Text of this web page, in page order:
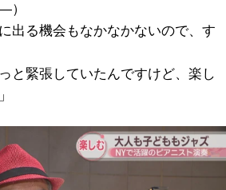
）
出る機会もなかなかないので、す
と緊張していたんですけど、楽し